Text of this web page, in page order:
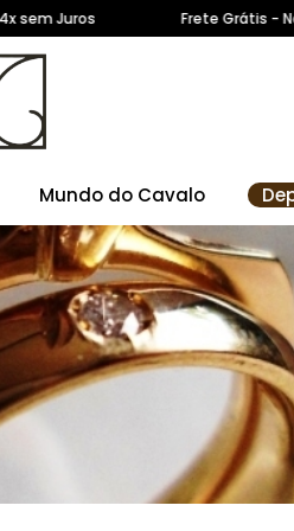
Frete Grátis - Nas compras acima de
Mundo do Cavalo